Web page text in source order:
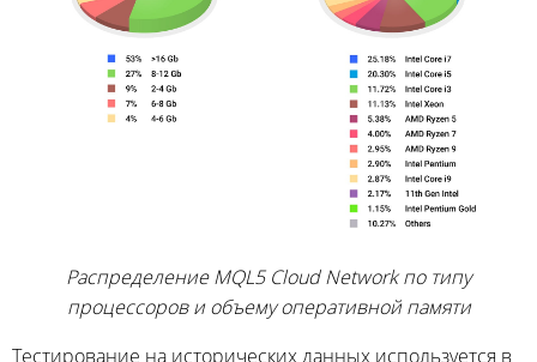
Распределение MQL5 Cloud Network по типу
процессоров и объему оперативной памяти
Тестирование на исторических данных используется в